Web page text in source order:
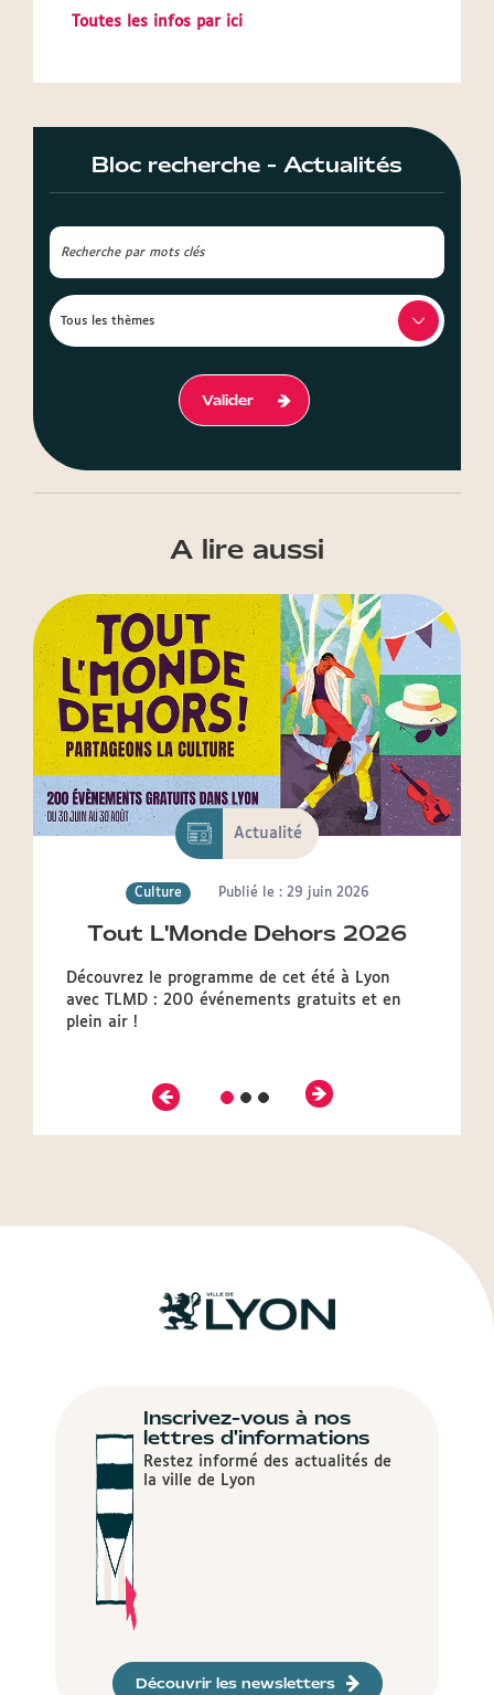
Toutes les infos par ici
Bloc recherche - Actualités
Valider
A lire aussi
Tout L'Monde Dehors 2026
Actualité
Culture Publié le : 29 juin 2026
Découvrez le programme de cet été à Lyon
avec TLMD : 200 événements gratuits et en
plein air !
Précédent
Suivant
Diapositive
Diapositive
Diapositive
Inscrivez-vous à nos
lettres d'informations
Restez informé des actualités de
la ville de Lyon
Découvrir les newsletters